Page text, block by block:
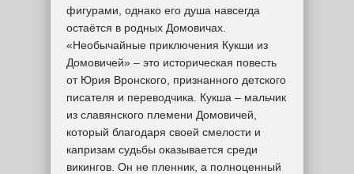
фигурами, однако его душа навсегда
остаётся в родных Домовичах.
«Необычайные приключения Кукши из
Домовичей» – это историческая повесть
от Юрия Вронского, признанного детского
писателя и переводчика. Кукша – мальчик
из славянского племени Домовичей,
который благодаря своей смелости и
капризам судьбы оказывается среди
викингов. Он не пленник, а полноценный